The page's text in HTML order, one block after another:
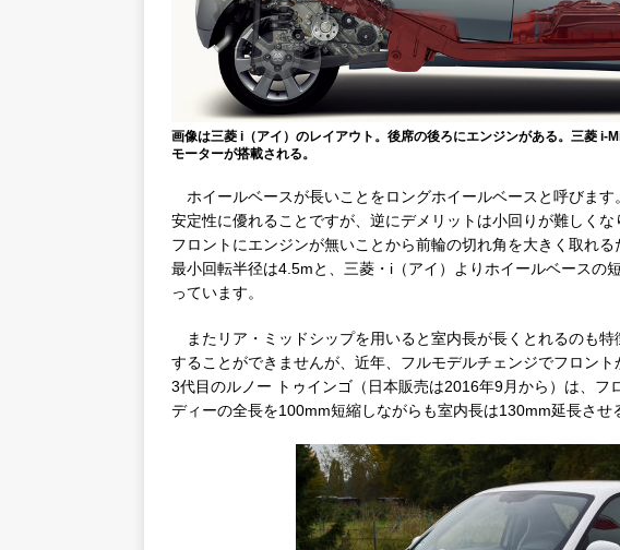
画像は三菱 i（アイ）のレイアウト。後席の後ろにエンジンがある。三菱 i-
モーターが搭載される。
ホイールベースが長いことをロングホイールベースと呼びま
安定性に優れることですが、逆にデメリットは小回りが難しくな
フロントにエンジンが無いことから前輪の切れ角を大きく取れ
最小回転半径は4.5mと、三菱・i（アイ）よりホイールベースの
っています。
またリア・ミッドシップを用いると室内長が長くとれるのも
することができませんが、近年、フルモデルチェンジでフロン
3代目のルノー トゥインゴ（日本販売は2016年9月から）は、フ
ディーの全長を100mm短縮しながらも室内長は130mm延長させ